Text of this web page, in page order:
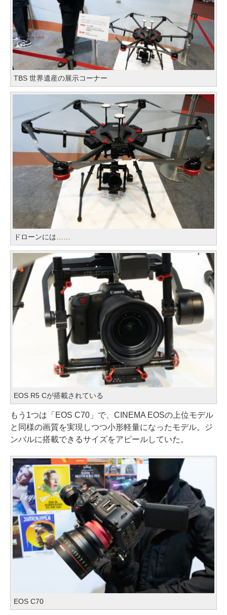
TBS 世界遺産の展示コーナー
ドローンには……
EOS R5 Cが搭載されている
もう1つは「EOS C70」で、CINEMA EOSの上位モデル
と同様の画質を実現しつつ小形軽量になったモデル。ジ
ンバルに搭載できるサイズをアピールしていた。
EOS C70